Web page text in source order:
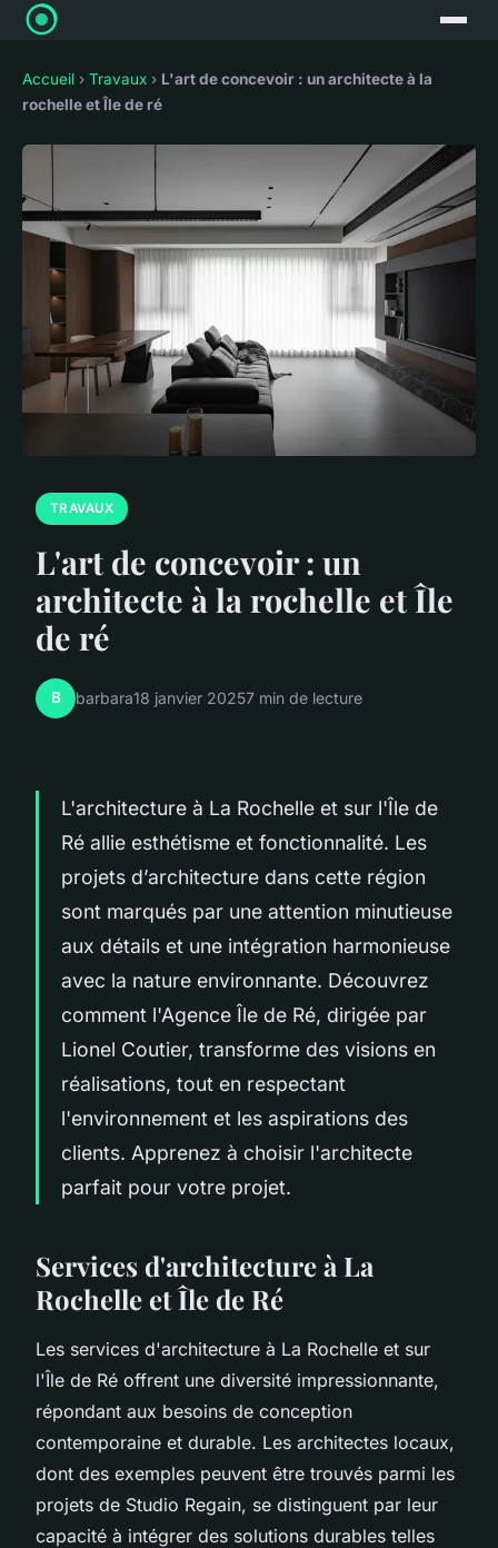
Accueil › Travaux › L'art de concevoir : un architecte à la
rochelle et Île de ré
TRAVAUX
L'art de concevoir : un
architecte à la rochelle et Île
de ré
B barbara18 janvier 20257 min de lecture
L'architecture à La Rochelle et sur l'Île de
Ré allie esthétisme et fonctionnalité. Les
projets d’architecture dans cette région
sont marqués par une attention minutieuse
aux détails et une intégration harmonieuse
avec la nature environnante. Découvrez
comment l'Agence Île de Ré, dirigée par
Lionel Coutier, transforme des visions en
réalisations, tout en respectant
l'environnement et les aspirations des
clients. Apprenez à choisir l'architecte
parfait pour votre projet.
Services d'architecture à La
Rochelle et Île de Ré
Les services d'architecture à La Rochelle et sur
l'Île de Ré offrent une diversité impressionnante,
répondant aux besoins de conception
contemporaine et durable. Les architectes locaux,
dont des exemples peuvent être trouvés parmi les
projets de Studio Regain, se distinguent par leur
capacité à intégrer des solutions durables telles